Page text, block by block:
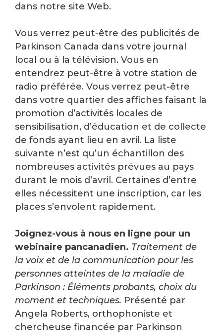
dans notre site Web.
Vous verrez peut-être des publicités de
Parkinson Canada dans votre journal
local ou à la télévision. Vous en
entendrez peut-être à votre station de
radio préférée. Vous verrez peut-être
dans votre quartier des affiches faisant la
promotion d’activités locales de
sensibilisation, d’éducation et de collecte
de fonds ayant lieu en avril. La liste
suivante n’est qu’un échantillon des
nombreuses activités prévues au pays
durant le mois d’avril. Certaines d’entre
elles nécessitent une inscription, car les
places s’envolent rapidement.
Joignez-vous à nous en ligne pour un
webinaire pancanadien. Traitement de
la voix et de la communication pour les
personnes atteintes de la maladie de
Parkinson : Éléments probants, choix du
moment et techniques. Présenté par
Angela Roberts, orthophoniste et
chercheuse financée par Parkinson